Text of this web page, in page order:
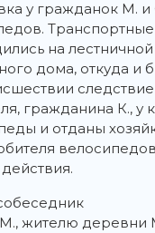
у гражданок М.
на
дома, откуда и
гражданина К., у
и отданы
жителю деревни